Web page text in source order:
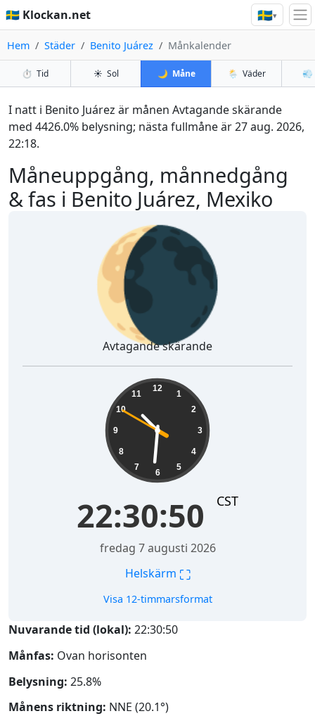
🇸🇪 Klockan.net 🇸🇪▾
Hem Städer Benito Juárez Månkalender
⏱️ Tid ☀️ Sol 🌙 Måne 🌦️ Väder 💨
Måneuppgång, månnedgång
& fas i Benito Juárez, Mexiko
I natt i Benito Juárez är månen Avtagande skärande
med 4426.0% belysning; nästa fullmåne är 27 aug. 2026,
22:18.
🌘
Avtagande skärande
12
1
2
3
4
5
6
7
8
9
10
11
22:30:51 CST
fredag 7 augusti 2026
Helskärm ⛶
Visa 12-timmarsformat
Nuvarande tid (lokal): 22:30:51
Månfas: Ovan horisonten
Belysning: 25.8%
Månens riktning: NNE (20.1°)